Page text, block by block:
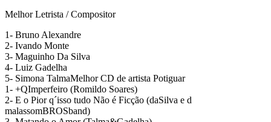
Melhor Letrista / Compositor
1- Bruno Alexandre
2- Ivando Monte
3- Maguinho Da Silva
4- Luiz Gadelha
5- Simona TalmaMelhor CD de artista Potiguar
1- +QImperfeiro (Romildo Soares)
2- E o Pior q´isso tudo Não é Ficção (daSilva e d
malassomBROSband)